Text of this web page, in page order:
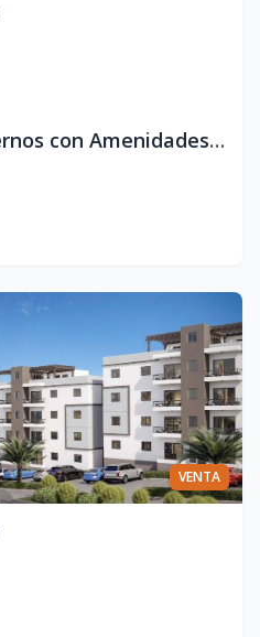
Apartamentos Modernos con Amenidades Tipo Resort en Punta Cana
VENTA